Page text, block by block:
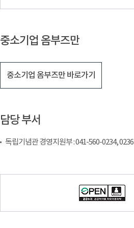
중소기업 옴부즈만
중소기업 옴부즈만 바로가기
담당 부서
독립기념관 경영지원부 : 041-560-0234, 0236